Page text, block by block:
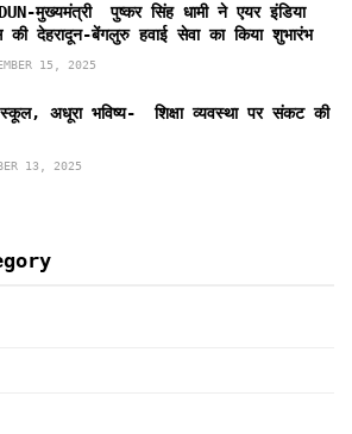
मुख्यमंत्री पुष्कर सिंह धामी ने एयर इंडिया
की देहरादून-बेंगलुरु हवाई सेवा का किया शुभारंभ
15, 2025
अधूरा भविष्य- शिक्षा व्यवस्था पर संकट की
13, 2025